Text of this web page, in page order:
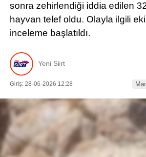
ŞIRVAN
TILLO
NÖBETÇI ECZANELER
sonra zehirlendiği iddia edilen
hayvan telef oldu. Olayla ilgili
inceleme başlatıldı.
Yeni Siirt
Giriş: 28-06-2026 12:28